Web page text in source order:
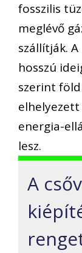
fosszilis
meglévő
szállítják.
hosszú
szerint
elhelyezett
energia-
lesz.
A